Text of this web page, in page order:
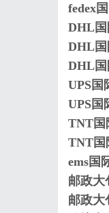
fedex
DHL国
DHL国
DHL国
UPS国
UPS国
TNT国
TNT国
ems国
邮政大
邮政大